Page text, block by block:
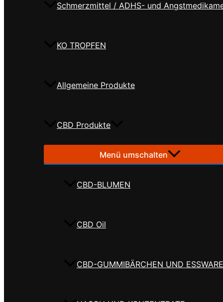
Schmerzmittel / ADHS- und
KO TROPFEN
Allgemeine Produkte
CBD Produkte
Menü umschalten
CBD-BLUMEN
CBD Oil
CBD-GUMMIBÄRCHEN UND